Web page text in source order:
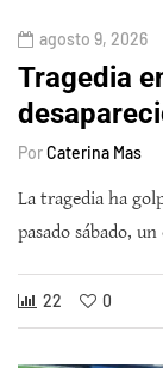
agosto 9, 2026
Tragedia
PorCaterina Mas
La tragedia ha
pasado sábado,
22 0